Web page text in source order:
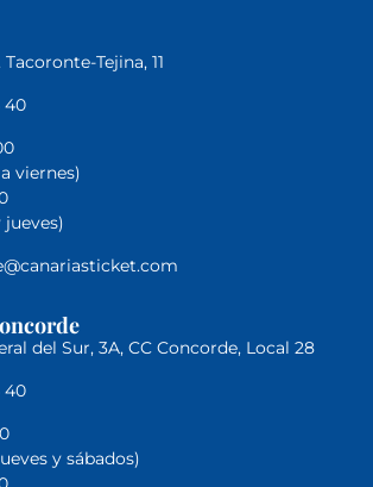
Tacoronte-Tejina, 11
40
viernes)
del Sur, 3A, CC Concorde, Local 28
40
y sábados)